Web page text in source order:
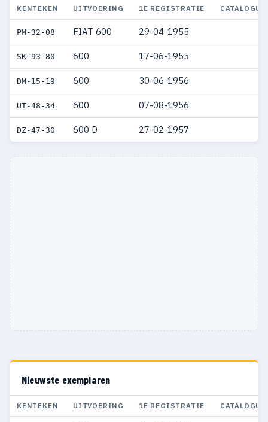
KENTEKEN UITVOERING 1E REGISTRATIE
PM-32-08 FIAT 600 29-04-1955
SK-93-80 600 17-06-1955
DM-15-19 600 30-06-1956
UT-48-34 600 07-08-1956
DZ-47-30 600 D 27-02-1957
Nieuwste exemplaren
KENTEKEN UITVOERING 1E REGISTRATIE